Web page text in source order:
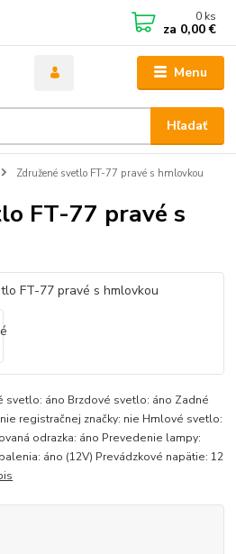
Menu
Hľadať
0 ks
za 0,00 €
Združené svetlo FT-77 pravé s hmlovkou
FT-77 pravé s
svetlo: áno Brzdové svetlo: áno Zadné
registračnej značky: nie Hmlové svetlo:
odrazka: áno Prevedenie lampy:
áno (12V) Prevádzkové napätie: 12